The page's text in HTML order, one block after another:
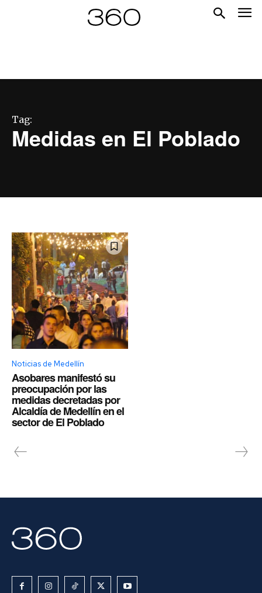
Tag:
Medidas en El Poblado
Noticias de Medellín
Asobares manifestó su
preocupación por las
medidas decretadas por
Alcaldía de Medellín en el
sector de El Poblado